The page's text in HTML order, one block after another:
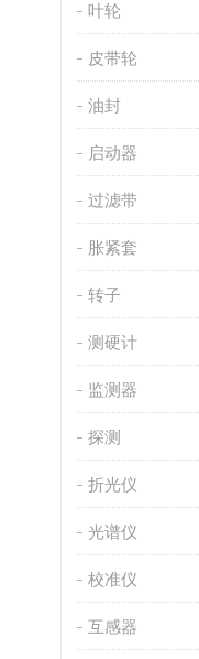
叶轮
皮带轮
油封
启动器
过滤带
胀紧套
转子
测硬计
监测器
探测
折光仪
光谱仪
校准仪
互感器